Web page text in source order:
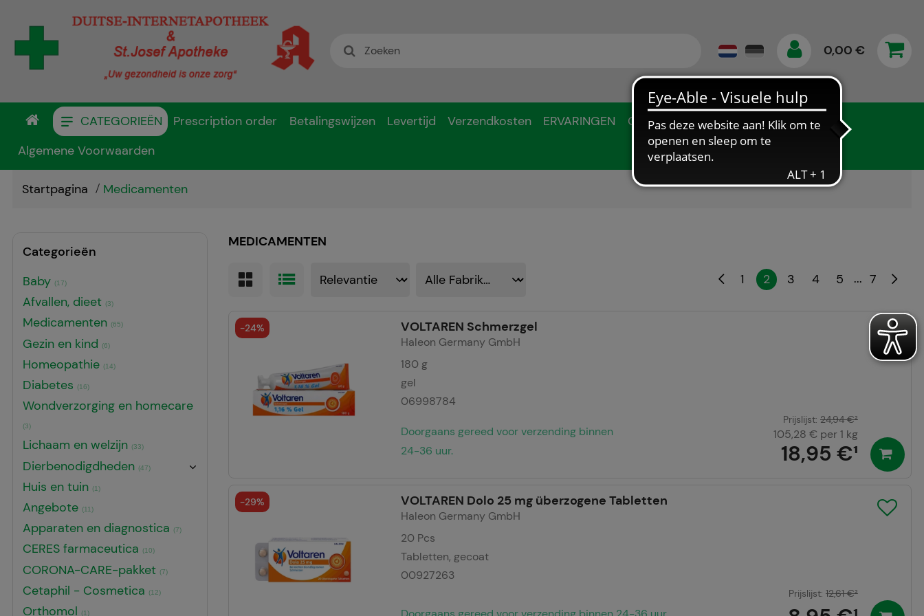
0,00 €
CATEGORIEËN Prescription order Betalingswijzen Levertijd Verzendkosten ERVARINGEN
Gegevensbescherming
Algemene Voorwaarden
Startpagina Medicamenten
MEDICAMENTEN
1 2 3 4 5 ... 7
VOLTAREN Schmerzgel
Haleon Germany GmbH
180 g
gel
06998784
Doorgaans gereed voor verzending binnen
24-36 uur.
18,95 €¹
Prijslijst: 24,94 €²
105,28 € per 1 kg
-24%
VOLTAREN Dolo 25 mg überzogene Tabletten
Haleon Germany GmbH
20 Pcs
Tabletten, gecoat
00927263
Prijslijst: 12,61 €²
-29%
Categorieën
Baby (17)
Afvallen, dieet (3)
Medicamenten (65)
Gezin en kind (6)
Homeopathie (14)
Diabetes (16)
Wondverzorging en homecare
(3)
Lichaam en welzijn (33)
Dierbenodigdheden (47)
Huis en tuin (1)
Angebote (11)
Apparaten en diagnostica (7)
CERES farmaceutica (10)
CORONA-CARE-pakket (7)
Cetaphil - Cosmetica (12)
Orthomol (1)